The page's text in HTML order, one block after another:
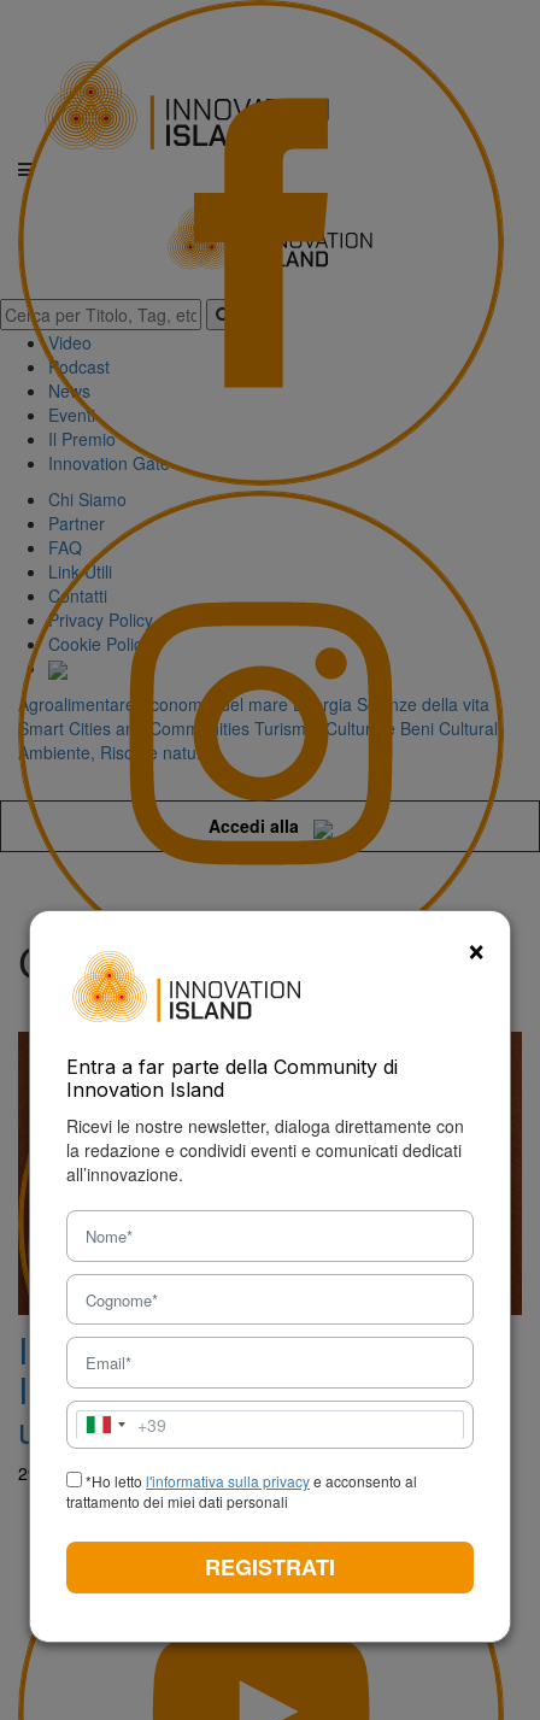
Video
Podcast
News
Eventi
Il Premio
Innovation Gate
Chi Siamo
Partner
FAQ
Link Utili
Contatti
Privacy Policy
Cookie Policy
Agroalimentare Economia del mare Energia Scienze della vita
Smart Cities and Communities Turismo, Cultura e Beni Culturali
Ambiente, Risorse naturali
Accedi alla
CDP Venture Capital
Il vincitore del Premio
Innovazione Sicilia ’25 chiude
un round da 1,5 milioni
29 Giugno 2026 - 12:46
×
Entra a far parte della Community di
Innovation Island
Ricevi le nostre newsletter, dialoga direttamente con
la redazione e condividi eventi e comunicati dedicati
all’innovazione.
Italia
+39
+39
*Ho letto l'informativa sulla privacye acconsento al
trattamento dei miei dati personali
REGISTRATI